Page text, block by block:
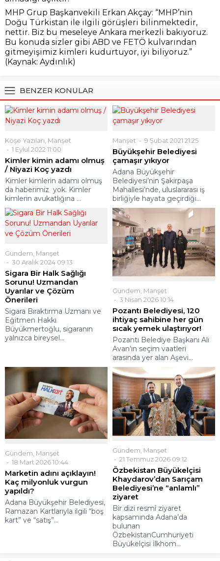
MHP Grup Başkanvekili Erkan Akçay: “MHP’nin
Doğu Türkistan ile ilgili görüşleri bilinmektedir,
nettir. Biz bu meseleye Ankara merkezli bakıyoruz.
Bu konuda sizler gibi ABD ve FETÖ kulvarından
gitmeyişimiz kimleri kudurtuyor, iyi biliyoruz.”
(Kaynak: Aydınlık)
BENZER KONULAR
Köşe Yazıları Manşet
1 Eylül 2022 11:00
Kimler kimin adamı olmuş
/ Niyazi Koç yazdı
Kimler kimlerin adamı olmuş
da haberimiz yok. Kimler
kimlerin avukatlığına ...
Manşet 9 Şubat 2021 21:25
Büyükşehir Belediyesi
çamaşır yıkıyor
Adana Büyükşehir
Belediyesi’nin Şakirpaşa
Mahallesi’nde, uluslararası iş
birliğiyle hayata geçirdiği...
Gündem Manşet
30 Aralık 2024 09:13
Sigara Bir Halk Sağlığı
Sorunu! Uzmandan
Uyarılar ve Çözüm
Önerileri
Sigara Bıraktırma Uzmanı ve
Eğitmen Hakkı
Büyükmertoğlu, sigaranın
yalnızca bireysel...
Gündem, Manşet
3 Nisan 2026 10:14
Pozantı Belediyesi, 120
ihtiyaç sahibine her gün
sıcak yemek ulaştırıyor!
Pozantı Belediye Başkanı Ali
Avan’ın seçim vaatleri
arasında yer alan Aşevi...
Gündem Manşet
18 Mart 2026 10:44
Marketin adını açıklayın!
Kaç milyonluk vurgun
yapıldı?
Adana Büyükşehir Belediyesi,
Ramazan Kartlarıyla ilgili “boş
kart” ve “satış”...
Gündem Manşet
21 Temmuz 2026 09:12
Özbekistan Büyükelçisi
Khaydarov’dan Sarıçam
Belediyesi’ne “anlamlı”
ziyaret
Bir dizi resmî ziyaret
kapsamında Adana’da
bulunan
ÖzbekistanCumhuriyeti
Büyükelçisi İlkhom...